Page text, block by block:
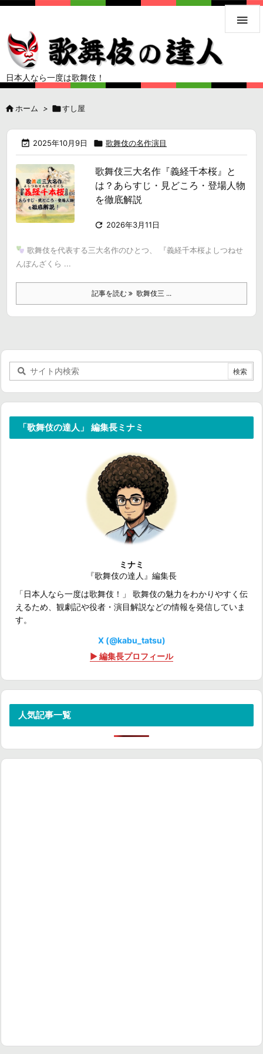
日本人なら一度は歌舞伎！

 ホーム > すし屋
 2025年10月9日  歌舞伎の名作演目
歌舞伎三大名作『義経千本桜』と
は？あらすじ・見どころ・登場人物
を徹底解説
 2026年3月11日
歌舞伎を代表する三大名作のひとつ、 『義経千本桜よしつねせ
んぼんざくら ...
記事を読む 歌舞伎三 ...
「歌舞伎の達人」 編集長ミナミ
ミナミ
『歌舞伎の達人』編集長
「日本人なら一度は歌舞伎！」 歌舞伎の魅力をわかりやすく伝
えるため、観劇記や役者・演目解説などの情報を発信していま
す。
X (@kabu_tatsu)
▶ 編集長プロフィール
人気記事一覧